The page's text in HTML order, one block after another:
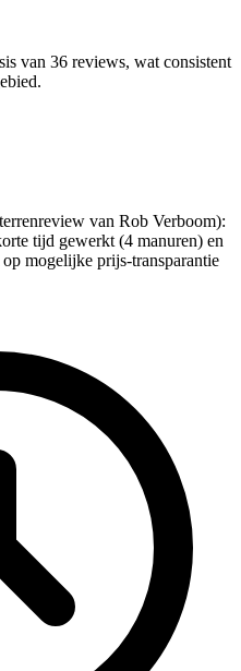
van 36 reviews, wat consistent
van Rob Verboom):
tijd gewerkt (4 manuren) en
mogelijke prijs-transparantie